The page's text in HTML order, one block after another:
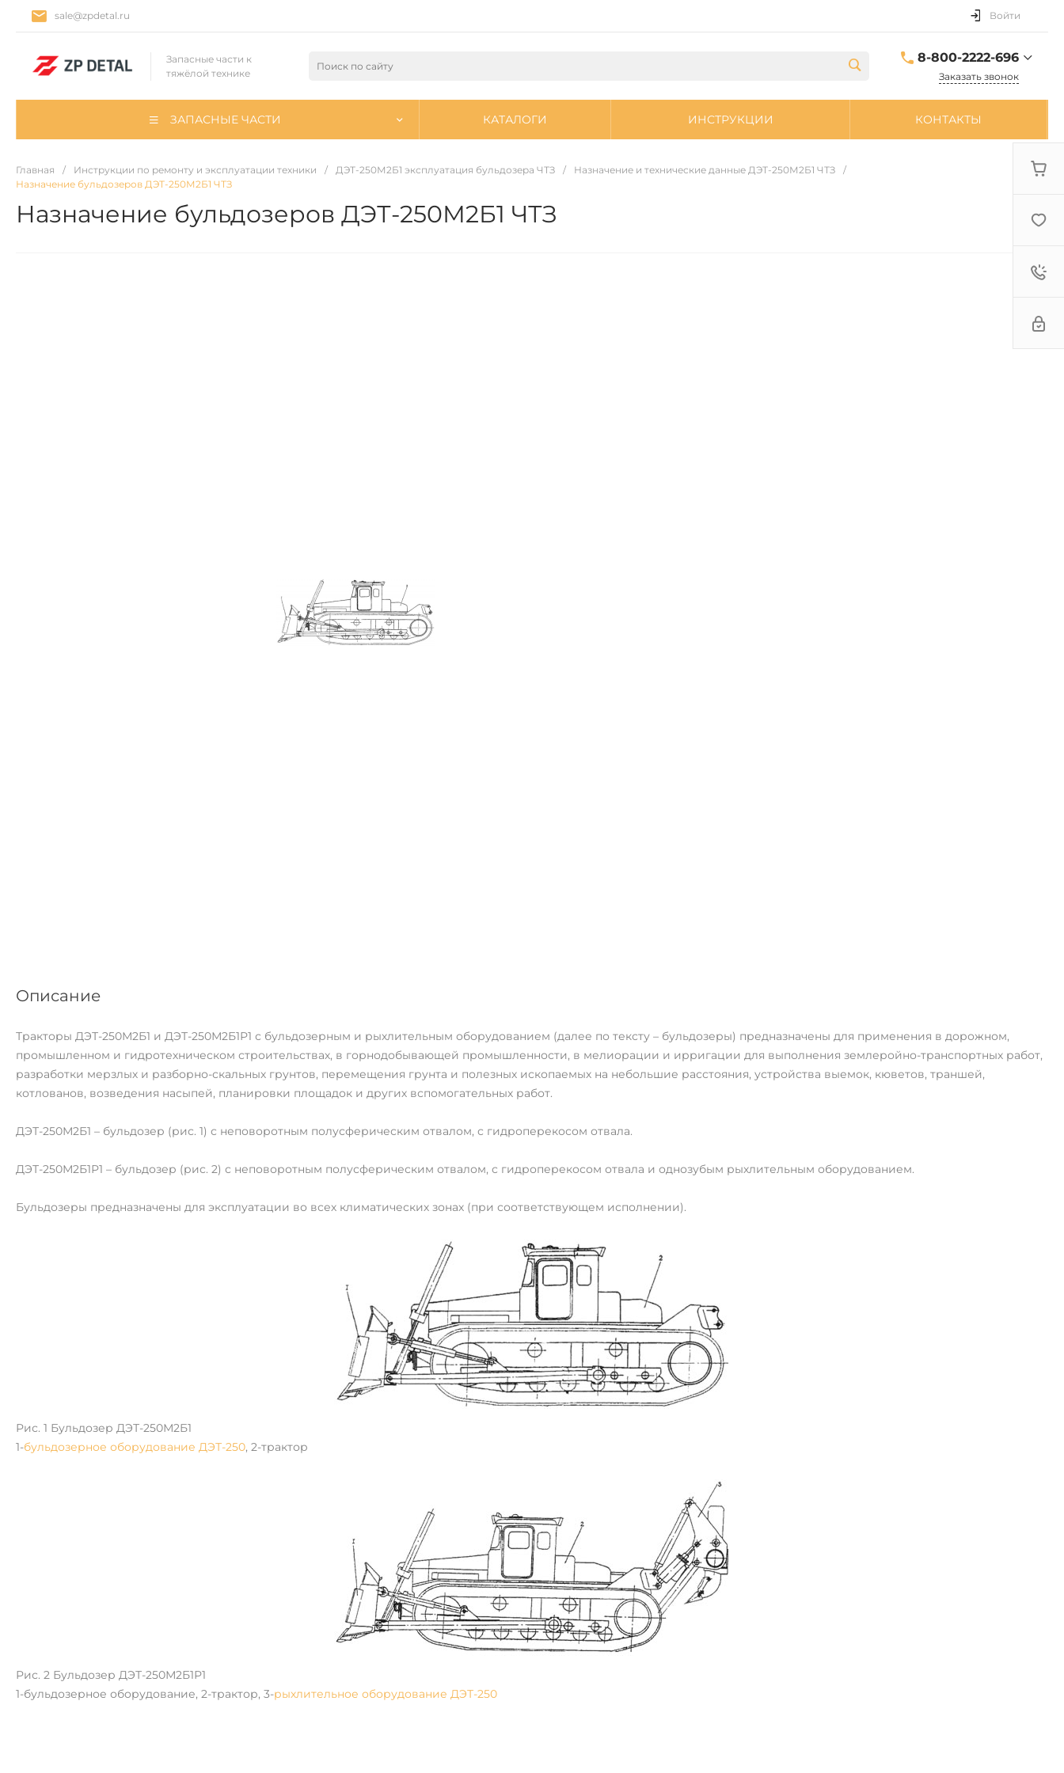
sale@zpdetal.ru Войти
Запасные части к
тяжёлой технике
8-800-2222-696
sale@zpdetal.ru
Заказать звонок
ЗАПАСНЫЕ ЧАСТИ КАТАЛОГИ ИНСТРУКЦИИ КОНТАКТЫ
Главная / Инструкции по ремонту и эксплуатации техники / ДЭТ-250М2Б1 эксплуатация бульдозера ЧТЗ / Назначение и технические данные ДЭТ-250М2Б1 ЧТЗ
/
Назначение бульдозеров ДЭТ-250М2Б1 ЧТЗ
Назначение бульдозеров ДЭТ-250М2Б1 ЧТЗ
Описание
Тракторы ДЭТ-250М2Б1 и ДЭТ-250М2Б1Р1 с бульдозерным и рыхлительным оборудованием (далее по тексту – бульдозеры) предназначены для применения в дорожном,
промышленном и гидротехническом строительствах, в горнодобывающей промышленности, в мелиорации и ирригации для выполнения землеройно-транспортных работ,
разработки мерзлых и разборно-скальных грунтов, перемещения грунта и полезных ископаемых на небольшие расстояния, устройства выемок, кюветов, траншей,
котлованов, возведения насыпей, планировки площадок и других вспомогательных работ.
ДЭТ-250М2Б1 – бульдозер (рис. 1) с неповоротным полусферическим отвалом, с гидроперекосом отвала.
ДЭТ-250М2Б1Р1 – бульдозер (рис. 2) с неповоротным полусферическим отвалом, с гидроперекосом отвала и однозубым рыхлительным оборудованием.
Бульдозеры предназначены для эксплуатации во всех климатических зонах (при соответствующем исполнении).
Рис. 1 Бульдозер ДЭТ-250М2Б1
1-бульдозерное оборудование ДЭТ-250, 2-трактор
Рис. 2 Бульдозер ДЭТ-250М2Б1Р1
1-бульдозерное оборудование, 2-трактор, 3-рыхлительное оборудование ДЭТ-250